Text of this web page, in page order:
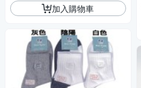
加入購物車